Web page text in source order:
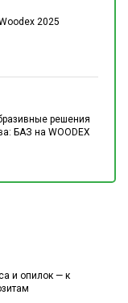
2025
решения
БАЗ на WOODEX
и опилок — к